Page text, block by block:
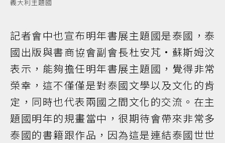
義大利主題國
記者會中也宣布明年書展主題國是泰國，泰
國出版與書商協會副會長杜安芃·蘇斯姆汶
表示，能夠擔任明年書展主題國，覺得非常
榮幸，這不僅僅是對泰國文學以及文化的肯
定，同時也代表兩國之間文化的交流。在主
題國明年的規畫當中，很期待會帶來非常多
泰國的書籍跟作品，因為這是連結泰國世世